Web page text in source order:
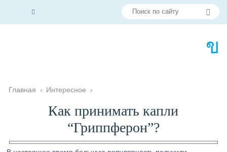
Главная › Интересное ›
Как принимать капли
“Гриппферон”?